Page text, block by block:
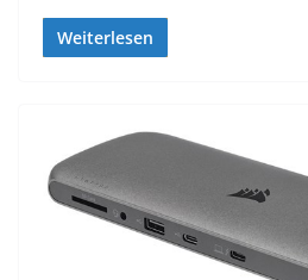
Weiterlesen